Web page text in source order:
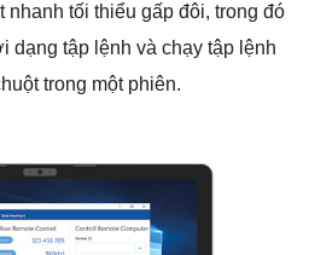
nhanh tối thiểu gấp đôi, trong đó
dạng tập lệnh và chạy tập lệnh
trong một phiên.